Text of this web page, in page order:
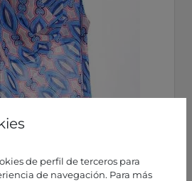
de perfil de terceros para
de navegación. Para más